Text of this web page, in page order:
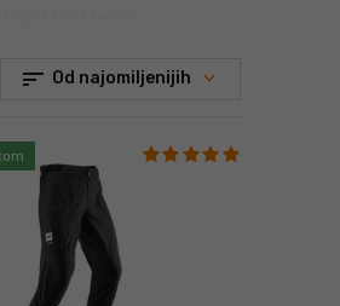
i korištenim
sort Od najomiljenijih